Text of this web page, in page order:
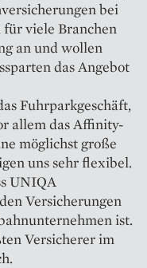
bei
für viele Branchen
an und wollen
das Angebot
Fuhrparkgeschäft,
allem das Affinity-
möglichst große
uns sehr fle­xibel.
UNIQA
Versicherungen
ist.
Versicherer im